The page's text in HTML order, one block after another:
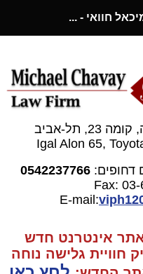
חוואי - ...
Igal Alon 65,
דחופים:0542237766
Fax:
אינטרנט חדש
חוויית גלישה נוחה